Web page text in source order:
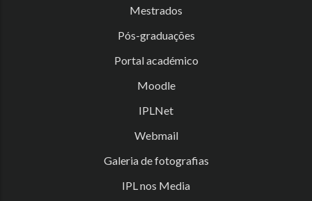
Mestrados
Pós-graduações
Portal académico
Moodle
IPLNet
Webmail
Galeria de fotografias
IPL nos Media